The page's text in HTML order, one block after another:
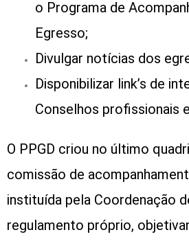
o Programa de
Egresso;
Divulgar notícias dos
Disponibilizar link’s de
Conselhos profissionais
O PPGD criou no último
comissão de
instituída pela Coordenação
regulamento próprio,